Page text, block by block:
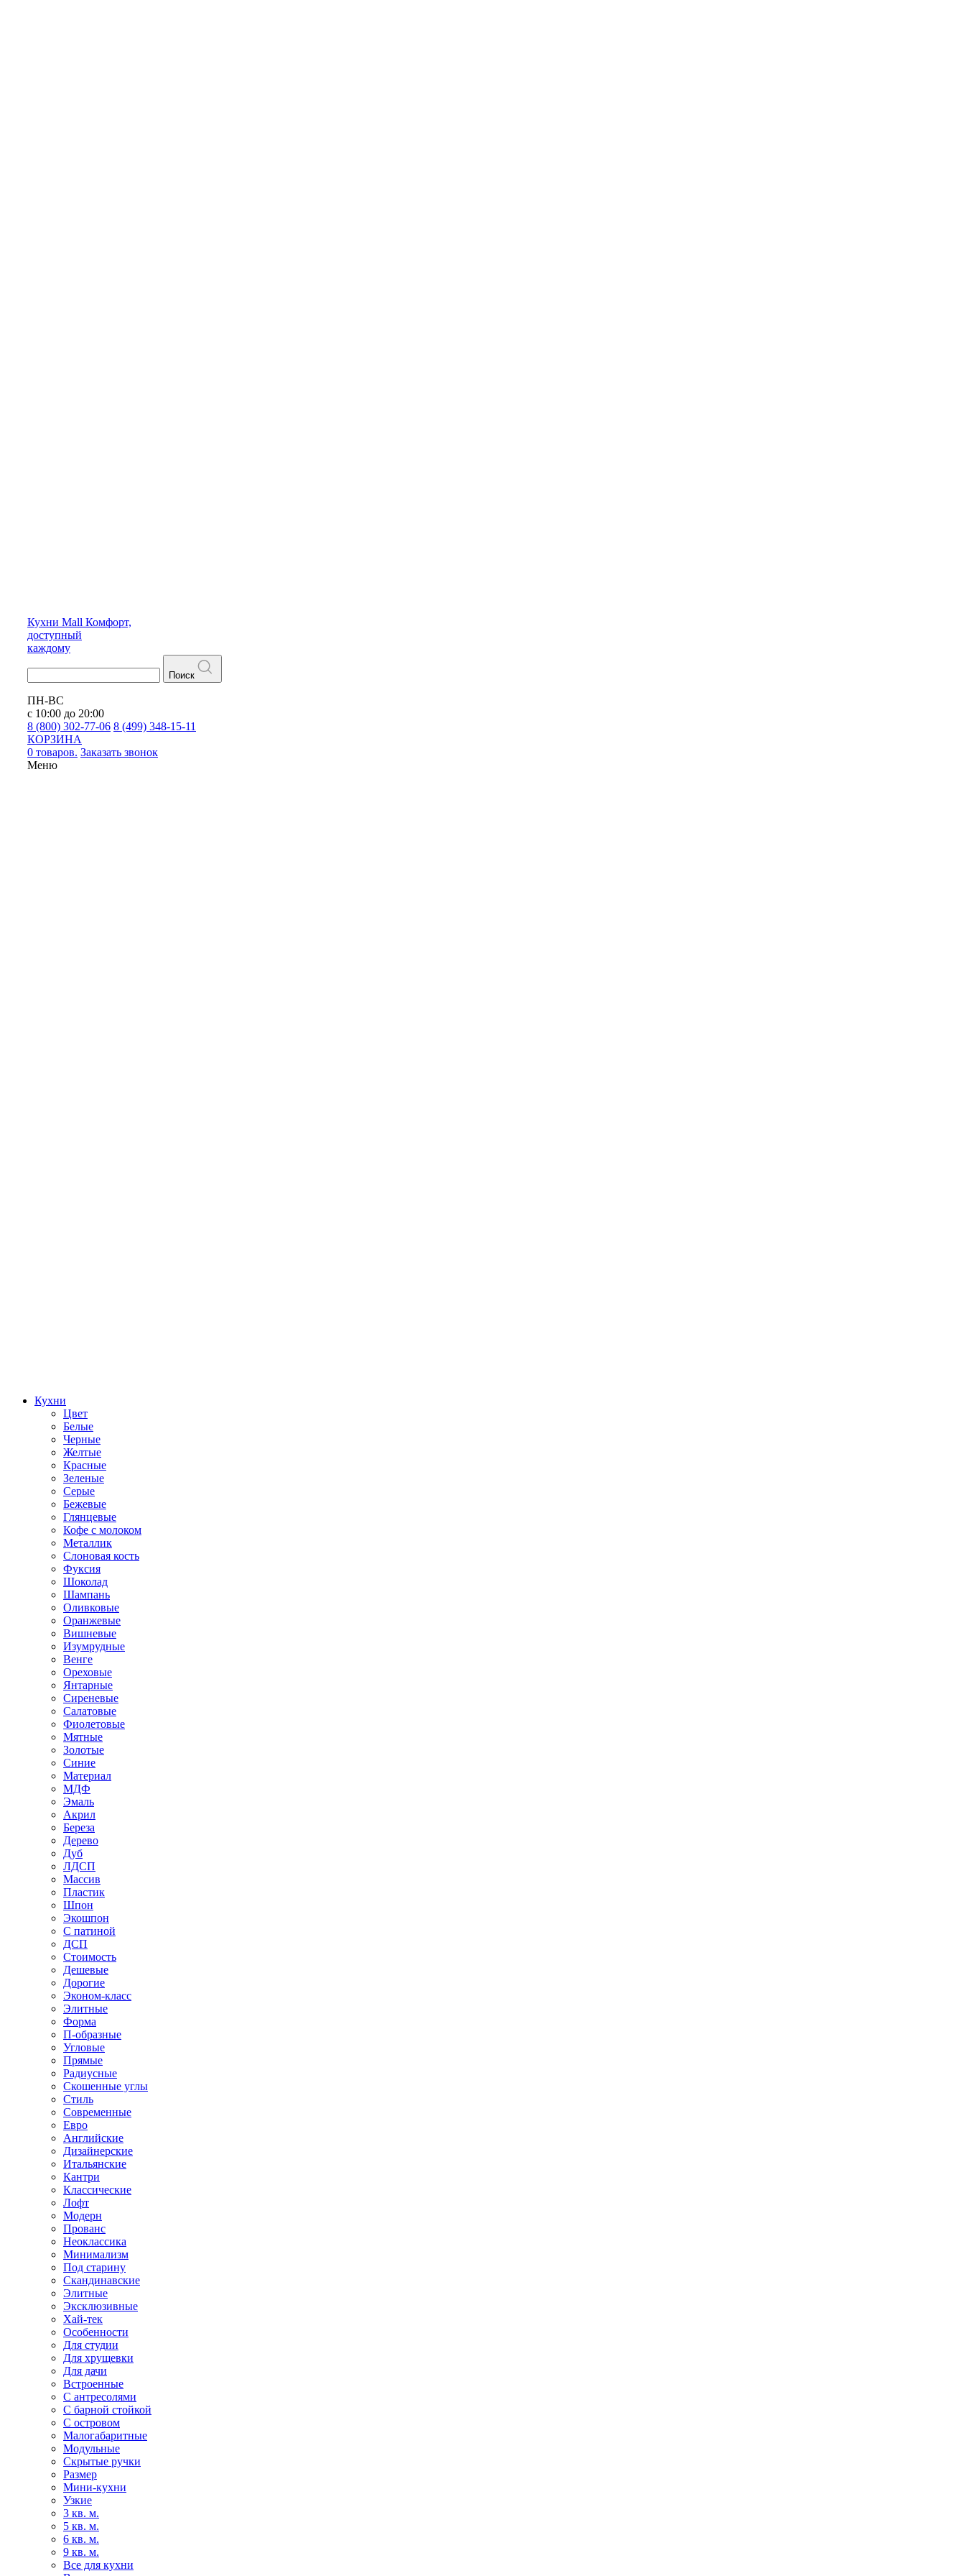
Кухни Mall Комфорт,
доступный
каждому
Поиск
ПН-ВС
с 10:00 до 20:00
8 (800) 302-77-06 8 (499) 348-15-11
КОРЗИНА
0 товаров. Заказать звонок
Меню
Кухни
Цвет
Белые
Черные
Желтые
Красные
Зеленые
Серые
Бежевые
Глянцевые
Кофе с молоком
Металлик
Слоновая кость
Фуксия
Шоколад
Шампань
Оливковые
Оранжевые
Вишневые
Изумрудные
Венге
Ореховые
Янтарные
Сиреневые
Салатовые
Фиолетовые
Мятные
Золотые
Синие
Материал
МДФ
Эмаль
Акрил
Береза
Дерево
Дуб
ЛДСП
Массив
Пластик
Шпон
Экошпон
С патиной
ДСП
Стоимость
Дешевые
Дорогие
Эконом-класс
Элитные
Форма
П-образные
Угловые
Прямые
Радиусные
Скошенные углы
Стиль
Современные
Евро
Английские
Дизайнерские
Итальянские
Кантри
Классические
Лофт
Модерн
Прованс
Неоклассика
Минимализм
Под старину
Скандинавские
Элитные
Эксклюзивные
Хай-тек
Особенности
Для студии
Для хрущевки
Для дачи
Встроенные
С антресолями
С барной стойкой
С островом
Малогабаритные
Модульные
Скрытые ручки
Размер
Мини-кухни
Узкие
3 кв. м.
5 кв. м.
6 кв. м.
9 кв. м.
Все для кухни